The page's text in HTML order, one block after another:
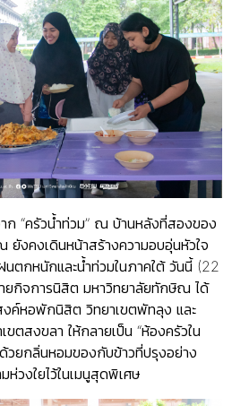
ก “ครัวน้ำท่วม” ณ บ้านหลังที่สองของ
งคงเดินหน้าสร้างความอบอุ่นหัวใจ
ตกหนักและน้ำท่วมในภาคใต้ วันนี้ (22
กิจการนิสิต มหาวิทยาลัยทักษิณ ได้
งค์หอพักนิสิต วิทยาเขตพัทลุง และ
ตสงขลา ให้กลายเป็น “ห้องครัวใน
วยกลิ่นหอมของกับข้าวที่ปรุงอย่าง
ห่วงใยไว้ในเมนูสุดพิเศษ